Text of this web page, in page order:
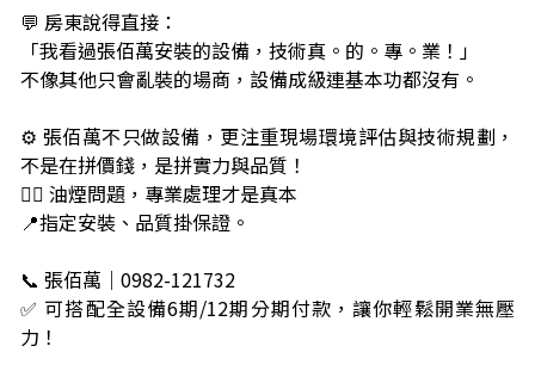
💬 房東說得直接：
「我看過張佰萬安裝的設備，技術真。的。專。業！」
不像其他只會亂裝的場商，設備成級連基本功都沒有。
⚙️ 張佰萬不只做設備，更注重現場環境評估與技術規劃，
不是在拼價錢，是拼實力與品質！
👷‍♂️ 油煙問題，專業處理才是真本
📍指定安裝、品質掛保證。
📞 張佰萬｜0982-121732
✅ 可搭配全設備6期/12期分期付款，讓你輕鬆開業無壓
力！